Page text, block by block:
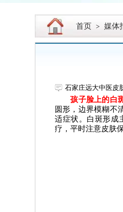
首页 > 媒体
石家庄远大中医皮
孩子脸上的白斑
圆形，边界模糊不
适症状。白斑形成
疗，平时注意皮肤